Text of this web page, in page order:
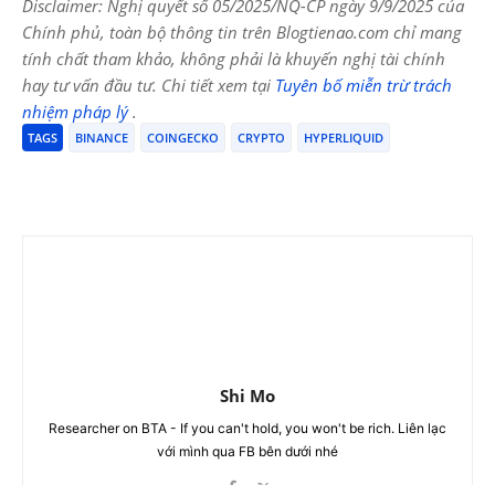
Disclaimer: Nghị quyết số 05/2025/NQ-CP ngày 9/9/2025 của
Chính phủ, toàn bộ thông tin trên Blogtienao.com chỉ mang
tính chất tham khảo, không phải là khuyến nghị tài chính
hay tư vấn đầu tư. Chi tiết xem tại Tuyên bố miễn trừ trách
nhiệm pháp lý.
TAGS BINANCE COINGECKO CRYPTO HYPERLIQUID
Shi Mo
Researcher on BTA - If you can't hold, you won't be rich. Liên lạc
với mình qua FB bên dưới nhé